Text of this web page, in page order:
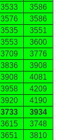
3533
3586
3576
3586
3535
3551
3553
3600
3709
3776
3836
3908
3908
4081
3958
4209
3920
4190
3733
3934
3615
3748
3651
3810